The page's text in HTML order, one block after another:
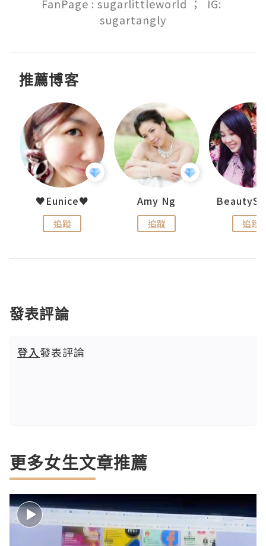
FanPage : sugarlittleworld ；  IG:
sugartangly
推薦博客
♥Eunice♥
追蹤
Amy Ng
追蹤 追蹤
發表評論
登入發表評論
更多女生文章推薦